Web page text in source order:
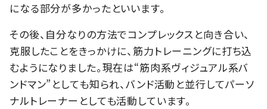
になる部分が多かったといいます。
その後、自分なりの方法でコンプレックスと向き合い、
克服したことをきっかけに、筋力トレーニングに打ち込
むようになりました。現在は“筋肉系ヴィジュアル系バ
ンドマン”としても知られ、バンド活動と並行してパーソ
ナルトレーナーとしても活動しています。